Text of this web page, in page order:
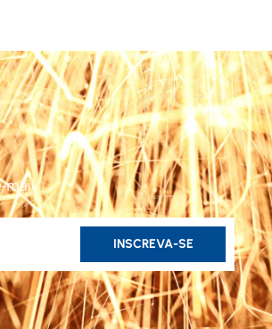
mail.
INSCREVA-SE